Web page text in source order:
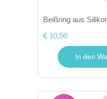
Beißring aus
€ 10,50
In den